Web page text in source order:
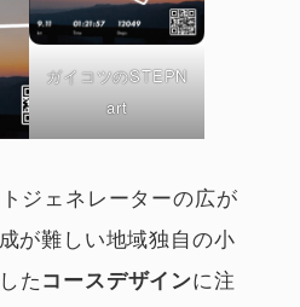
ガイコツのSTEPN
art
ジェネレーターの広が
が難しい地域独自の小
たコースデザインに注